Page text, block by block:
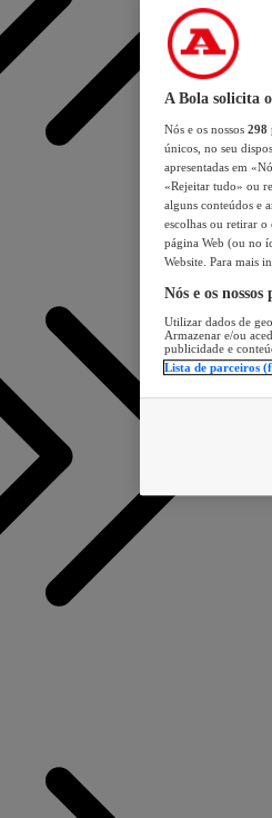
A Bola solicita
Nós e os nossos 298
únicos, no seu
apresentadas em
«Rejeitar tudo» ou
alguns conteúdos e
escolhas ou retirar
página Web (ou no
Website. Para mais
Nós e os
Utilizar dados de
Armazenar e/ou
publicidade e
Lista de parceiros